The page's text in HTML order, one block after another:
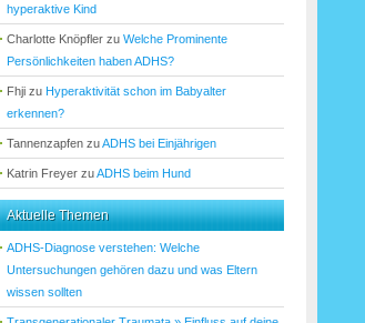
hyperaktive Kind
Charlotte Knöpfler zu Welche Prominente
Persönlichkeiten haben ADHS?
Fhji zu Hyperaktivität schon im Babyalter
erkennen?
Tannenzapfen zuADHS bei Einjährigen
Katrin Freyer zuADHS beim Hund
Aktuelle Themen
ADHS-Diagnose verstehen: Welche
Untersuchungen gehören dazu und was Eltern
wissen sollten